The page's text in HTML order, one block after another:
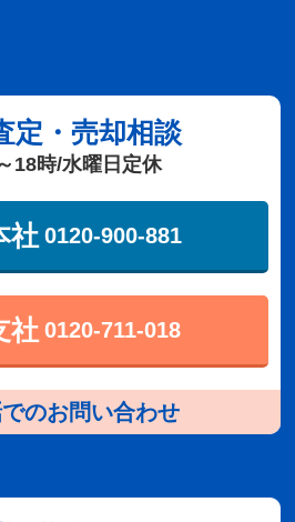
定・売却相談
18時/水曜日定休
社 0120-900-881
社 0120-711-018
のお問い合わせ